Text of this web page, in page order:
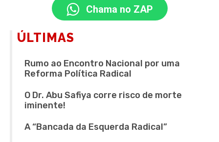
Chama no ZAP
ÚLTIMAS
Rumo ao Encontro Nacional por uma
Reforma Política Radical
O Dr. Abu Safiya corre risco de morte
iminente!
A “Bancada da Esquerda Radical”